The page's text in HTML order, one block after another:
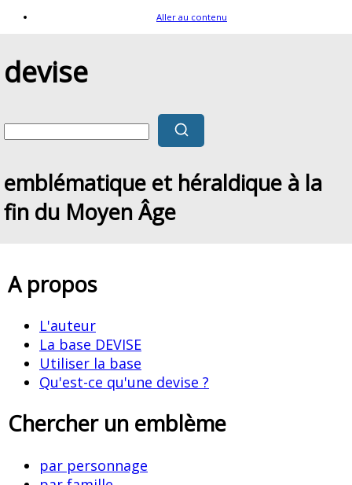
Aller au contenu
devise
emblématique et héraldique à la
fin du Moyen Âge
A propos
L'auteur
La base DEVISE
Utiliser la base
Qu'est-ce qu'une devise ?
Chercher un emblème
par personnage